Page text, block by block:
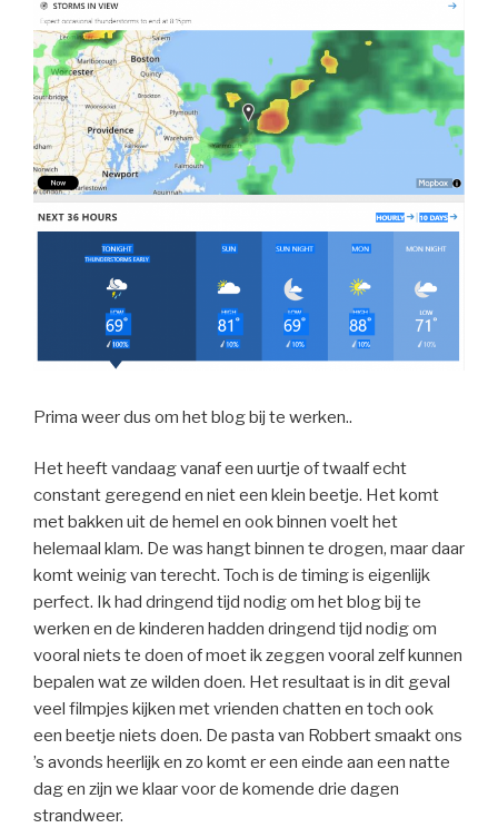
Prima weer dus om het blog bij te werken..
Het heeft vandaag vanaf een uurtje of twaalf echt
constant geregend en niet een klein beetje. Het komt
met bakken uit de hemel en ook binnen voelt het
helemaal klam. De was hangt binnen te drogen, maar daar
komt weinig van terecht. Toch is de timing is eigenlijk
perfect. Ik had dringend tijd nodig om het blog bij te
werken en de kinderen hadden dringend tijd nodig om
vooral niets te doen of moet ik zeggen vooral zelf kunnen
bepalen wat ze wilden doen. Het resultaat is in dit geval
veel filmpjes kijken met vrienden chatten en toch ook
een beetje niets doen. De pasta van Robbert smaakt ons
’s avonds heerlijk en zo komt er een einde aan een natte
dag en zijn we klaar voor de komende drie dagen
strandweer.